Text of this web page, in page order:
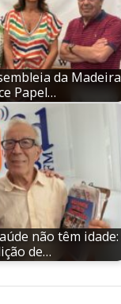
da Madeira
Papel…
não têm idade:
de…